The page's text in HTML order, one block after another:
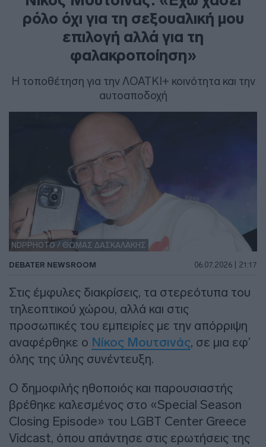
ρόλο όχι για τη σεξουαλική μου
επιλογή αλλά για τη
φαλακροποίηση»
Η τοποθέτηση για την ΛΟΑΤΚΙ+ κοινότητα και την
αυτοαποδοχή
NDPPHOTO / ΘΩΜΑΣ ΔΑΣΚΑΛΑΚΗΣ
DEBATER NEWSROOM 06.07.2026 | 21:17
Στις έμφυλες διακρίσεις, τα στερεότυπα του
τηλεοπτικού χώρου, αλλά και στις
προσωπικές του εμπειρίες με την απόρριψη
αναφέρθηκε ο Νίκος Μουτσινάς, σε μια εφ’
όλης της ύλης συνέντευξη.
Ο δημοφιλής ηθοποιός και παρουσιαστής
βρέθηκε καλεσμένος στο «Special Season
Closing Episode» του LGBT Center Greece
Vidcast, όπου απάντησε στις ερωτήσεις της